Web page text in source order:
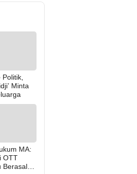
Minta
MA:
OTT
Berasal